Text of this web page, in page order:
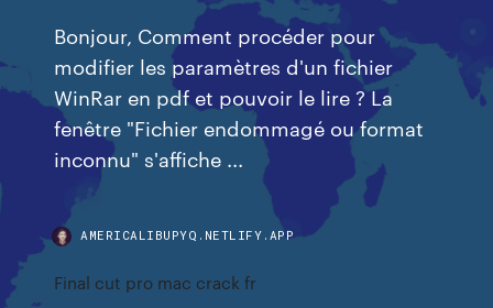
Bonjour, Comment procéder pour
modifier les paramètres d'un fichier
WinRar en pdf et pouvoir le lire ? La
fenêtre "Fichier endommagé ou format
inconnu" s'affiche ...
AMERICALIBUPYQ.NETLIFY.APP
Final cut pro mac crack fr